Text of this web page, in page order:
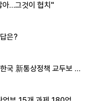
아…그것이 협치"
은?
국 新통상정책 교두보 활